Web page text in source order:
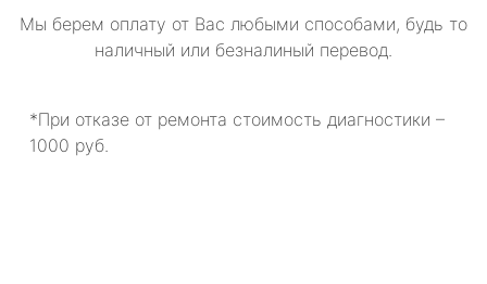
Мы берем оплату от Вас любыми способами, будь то
наличный или безналиный перевод.
*При отказе от ремонта стоимость диагностики –
1000 руб.